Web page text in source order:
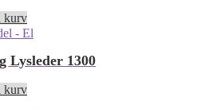
kurv
Lysleder 1300
kurv